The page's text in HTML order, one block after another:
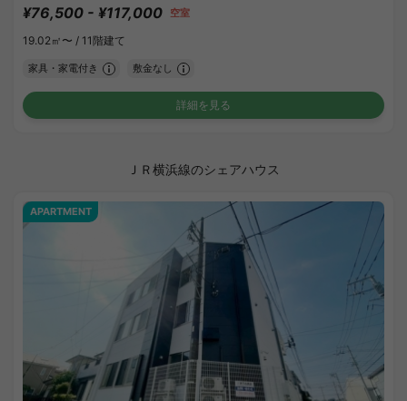
¥76,500 - ¥117,000 空室
19.02㎡〜 / 11階建て
家具・家電付き 敷金なし
詳細を見る
ＪＲ横浜線のシェアハウス
APARTMENT